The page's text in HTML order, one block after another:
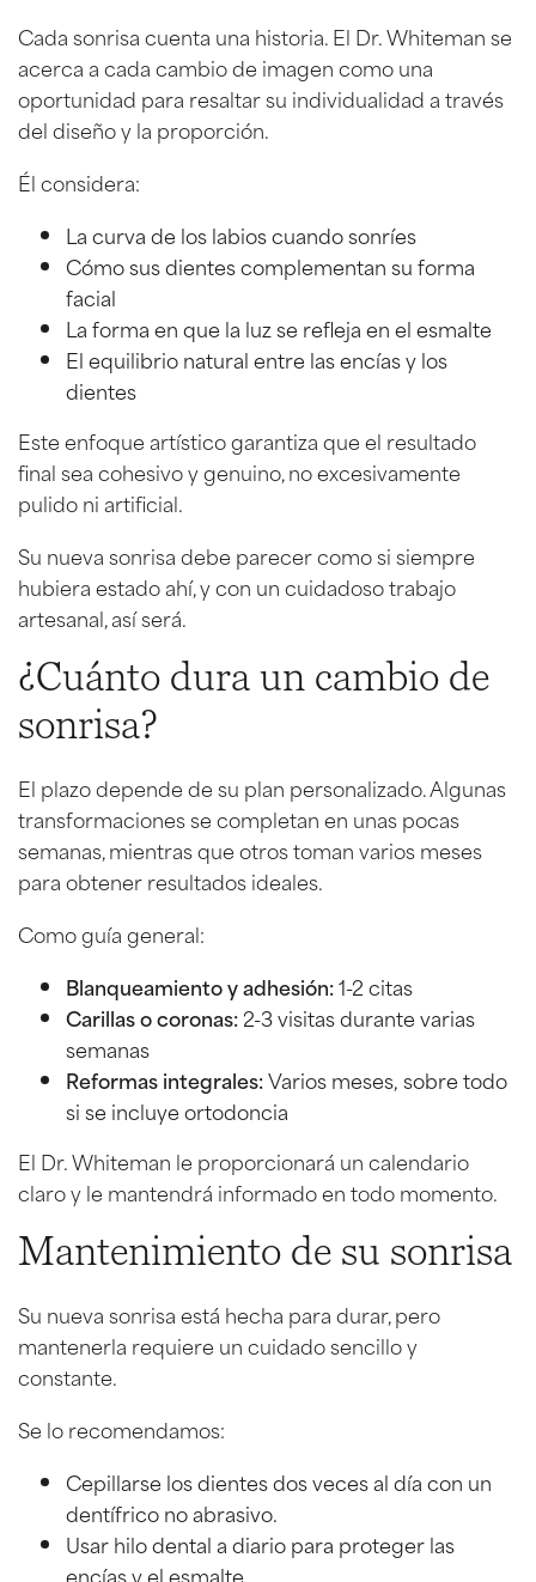
Cada sonrisa cuenta una historia. El Dr. Whiteman se
acerca a cada cambio de imagen como una
oportunidad para resaltar su individualidad a través
del diseño y la proporción.
Él considera:
La curva de los labios cuando sonríes
Cómo sus dientes complementan su forma
facial
La forma en que la luz se refleja en el esmalte
El equilibrio natural entre las encías y los
dientes
Este enfoque artístico garantiza que el resultado
final sea cohesivo y genuino, no excesivamente
pulido ni artificial.
Su nueva sonrisa debe parecer como si siempre
hubiera estado ahí, y con un cuidadoso trabajo
artesanal, así será.
¿Cuánto dura un cambio de
sonrisa?
El plazo depende de su plan personalizado. Algunas
transformaciones se completan en unas pocas
semanas, mientras que otros toman varios meses
para obtener resultados ideales.
Como guía general:
Blanqueamiento y adhesión:1-2 citas
Carillas o coronas:2-3 visitas durante varias
semanas
Reformas integrales:Varios meses, sobre todo
si se incluye ortodoncia
El Dr. Whiteman le proporcionará un calendario
claro y le mantendrá informado en todo momento.
Mantenimiento de su sonrisa
Su nueva sonrisa está hecha para durar, pero
mantenerla requiere un cuidado sencillo y
constante.
Se lo recomendamos:
Cepillarse los dientes dos veces al día con un
dentífrico no abrasivo.
Usar hilo dental a diario para proteger las
encías y el esmalte